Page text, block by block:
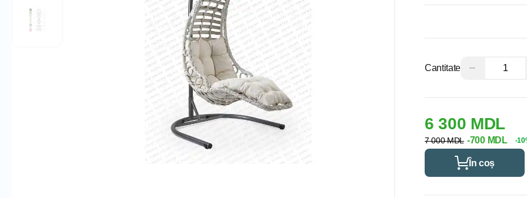
Cantitate −
6 300 MDL
7 000 MDL -700 MDL -
În coș